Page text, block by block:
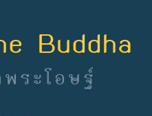
Buddha
ระโอษฐ์